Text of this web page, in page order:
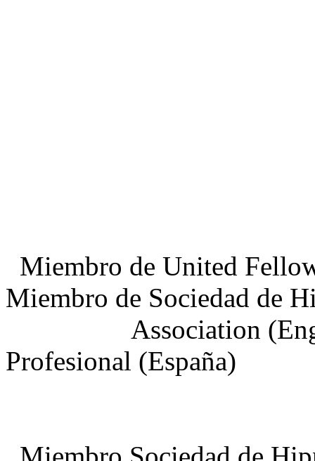
Miembro de United
Miembro de Sociedad de
Profesional (España)